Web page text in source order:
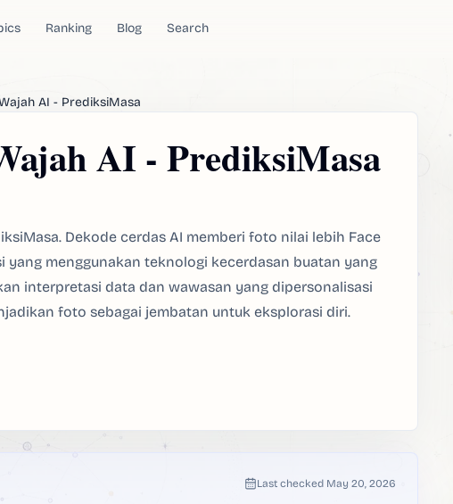
Ranking Blog Search
AI - PrediksiMasa
AI - PrediksiMasa
Dekode cerdas AI memberi foto nilai lebih Face
yang menggunakan teknologi kecerdasan buatan yang
interpretasi data dan wawasan yang dipersonalisasi
foto sebagai jembatan untuk eksplorasi diri.
Last checked May 20, 2026